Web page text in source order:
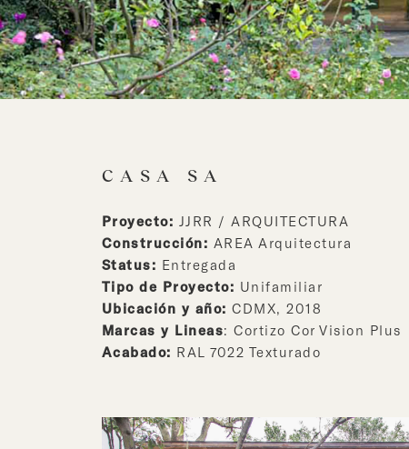
CASA SA
Proyecto: JJRR / ARQUITECTURA
Construcción: AREA Arquitectura
Status: Entregada
Tipo de Proyecto: Unifamiliar
Ubicación y año: CDMX, 2018
Marcas y Lineas: Cortizo Cor Vision Plus
Acabado: RAL 7022 Texturado